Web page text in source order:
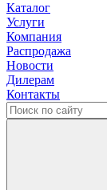
Каталог
Услуги
Компания
Распродажа
Новости
Дилерам
Контакты